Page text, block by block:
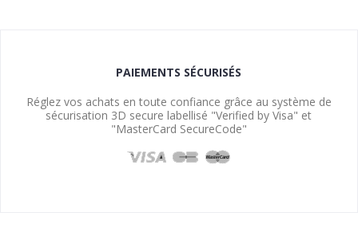
PAIEMENTS SÉCURISÉS
Réglez vos achats en toute confiance grâce au système de
sécurisation 3D secure labellisé "Verified by Visa" et
"MasterCard SecureCode"